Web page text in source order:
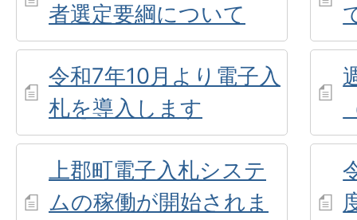
者選定要綱について
令和7年10月より電子入
札を導入します
上郡町電子入札システ
ムの稼働が開始されま